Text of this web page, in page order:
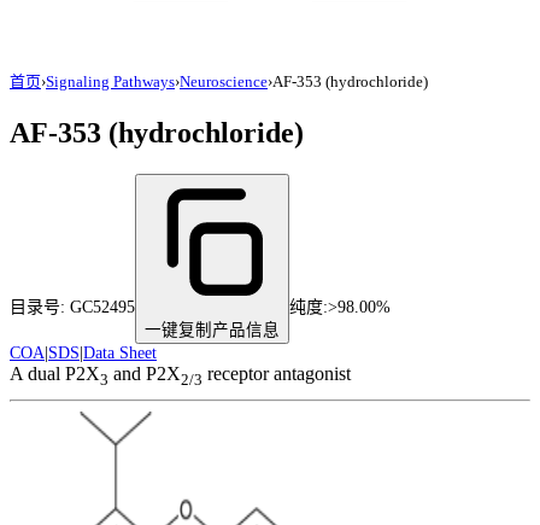
首页›Signaling Pathways›Neuroscience›AF-353 (hydrochloride)
AF-353 (hydrochloride)
目录号: GC52495
一键复制产品信息
纯度:>98.00%
COA SDS Data Sheet
A dual P2X3 and P2X2/3 receptor antagonist